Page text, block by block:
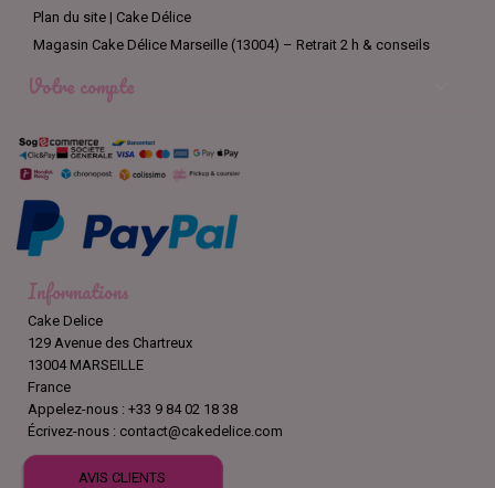
Plan du site | Cake Délice
Magasin Cake Délice Marseille (13004) – Retrait 2 h & conseils
Votre compte
Informations
Cake Delice
129 Avenue des Chartreux
13004 MARSEILLE
France
Appelez-nous : +33 9 84 02 18 38
Écrivez-nous : contact@cakedelice.com
AVIS CLIENTS